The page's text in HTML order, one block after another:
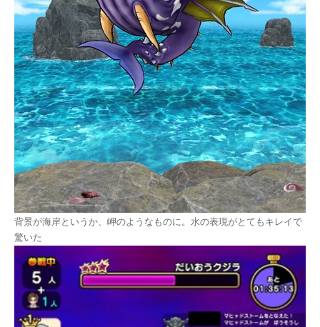
背景が海岸というか、岬のようなものに。水の表現がとてもキレイで
驚いた